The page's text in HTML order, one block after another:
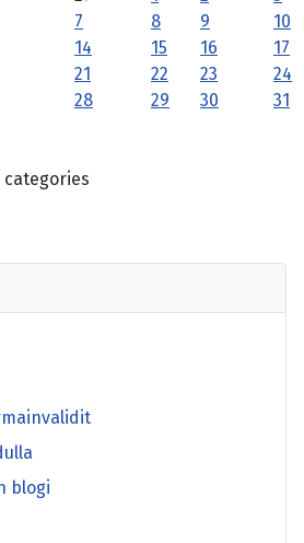
7 8 9
10
14 15 16
17
21 22 23
24
28 29 30
31
blogi